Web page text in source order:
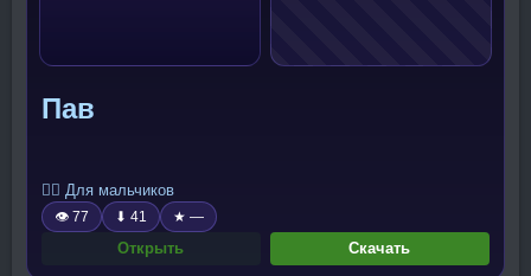
Пав
🧍‍♂️ Для мальчиков
👁 77 ⬇ 41 ★ —
Открыть Скачать